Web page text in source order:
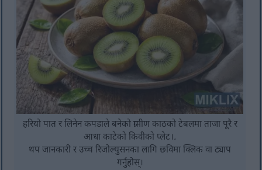
हरियो पात र लिनेन कपडाले बनेको ग्रामीण काठको टेबलमा ताजा पूरै र
आधा काटेको किवीको प्लेट।.
थप जानकारी र उच्च रिजोल्युसनका लागि छविमा क्लिक वा ट्याप
गर्नुहोस्।